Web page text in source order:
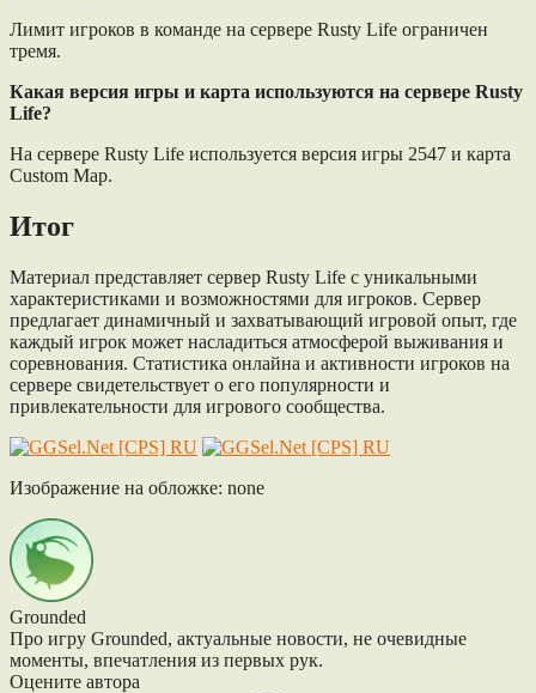
Лимит игроков в команде на сервере Rusty Life ограничен
тремя.
Какая версия игры и карта используются на сервере Rusty
Life?
На сервере Rusty Life используется версия игры 2547 и карта
Custom Map.
Итог
Материал представляет сервер Rusty Life с уникальными
характеристиками и возможностями для игроков. Сервер
предлагает динамичный и захватывающий игровой опыт, где
каждый игрок может насладиться атмосферой выживания и
соревнования. Статистика онлайна и активности игроков на
сервере свидетельствует о его популярности и
привлекательности для игрового сообщества.
Изображение на обложке: none
Grounded
Про игру Grounded, актуальные новости, не очевидные
моменты, впечатления из первых рук.
Оцените автора